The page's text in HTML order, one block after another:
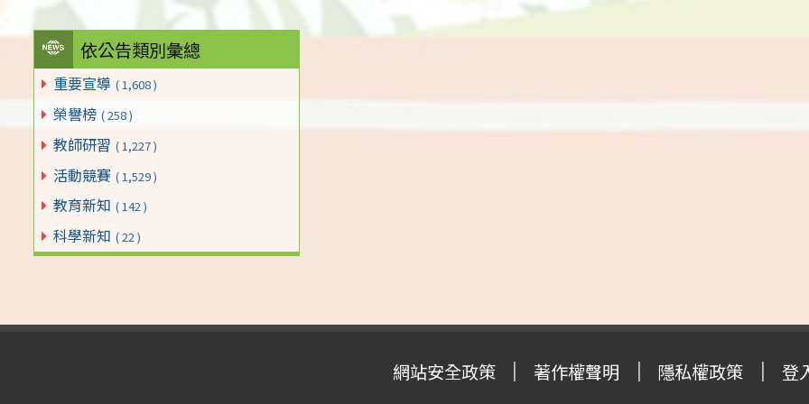
依公告類別彙總
重要宣導 ( 1,608 )
榮譽榜 ( 258 )
教師研習 ( 1,227 )
活動競賽 ( 1,529 )
教育新知 ( 142 )
科學新知 ( 22 )
網站安全政策 著作權聲明 隱私權政策 登